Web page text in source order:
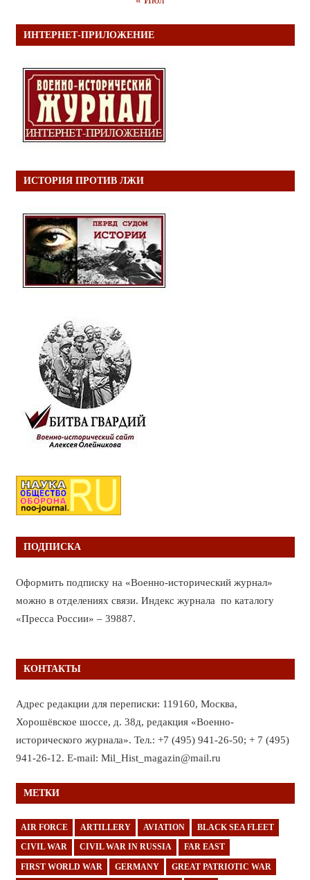
ИНТЕРНЕТ-ПРИЛОЖЕНИЕ
ИСТОРИЯ ПРОТИВ ЛЖИ
ПОДПИСКА
Оформить подписку на «Военно-исторический журнал»
можно в отделениях связи. Индекс журнала по каталогу
«Пресса России» – 39887.
КОНТАКТЫ
Адрес редакции для переписки: 119160, Москва,
Хорошёвское шоссе, д. 38д, редакция «Военно-
исторического журнала». Тел.: +7 (495) 941-26-50; + 7 (495)
941-26-12. E-mail: Mil_Hist_magazin@mail.ru
МЕТКИ
AIR FORCE ARTILLERY AVIATION BLACK SEA FLEET
CIVIL WAR CIVIL WAR IN RUSSIA FAR EAST
FIRST WORLD WAR GERMANY GREAT PATRIOTIC WAR